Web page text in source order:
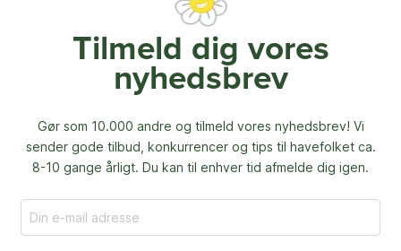
Tilmeld dig vores
nyhedsbrev
Gør som 10.000 andre og tilmeld vores nyhedsbrev! Vi
sender gode tilbud, konkurrencer og tips til havefolket ca.
8-10 gange årligt. Du kan til enhver tid afmelde dig igen.